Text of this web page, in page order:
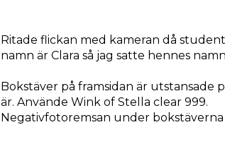
Ritade flickan med kameran då
namn är Clara så jag satte hennes
Bokstäver på framsidan är utstansade
är. Använde Wink of Stella clear 999.
Negativfotoremsan under